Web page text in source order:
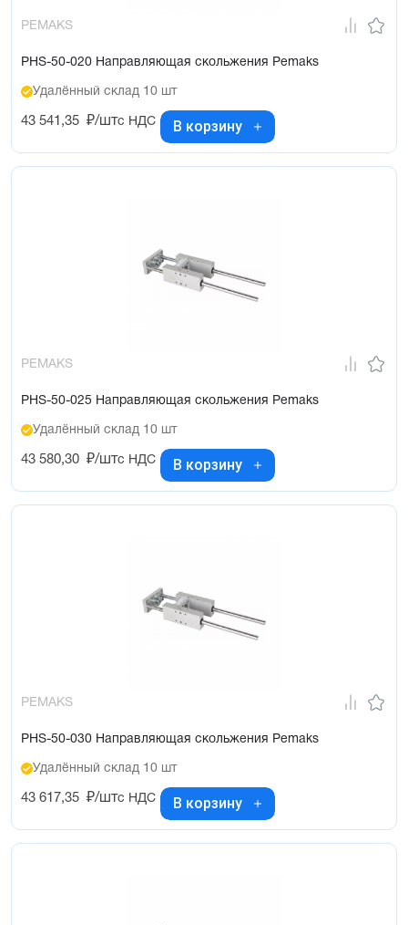
PEMAKS
PHS-50-020 Направляющая скольжения Pemaks
Удалённый склад 10 шт
43 541,35 ₽/штс НДС В корзину
PEMAKS
PHS-50-025 Направляющая скольжения Pemaks
Удалённый склад 10 шт
43 580,30 ₽/штс НДС В корзину
PEMAKS
PHS-50-030 Направляющая скольжения Pemaks
Удалённый склад 10 шт
43 617,35 ₽/штс НДС В корзину